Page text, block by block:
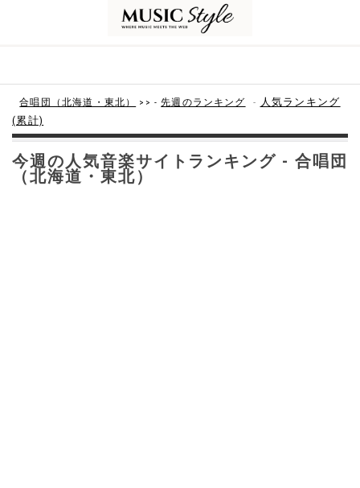
合唱団（北海道・東北） >> -先週のランキング - 人気ランキング
(累計)
今週の人気音楽サイトランキング - 合唱団
（北海道・東北）